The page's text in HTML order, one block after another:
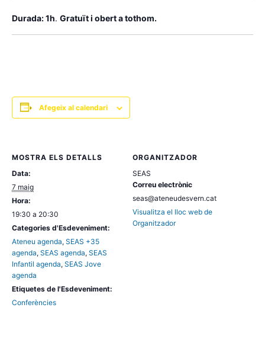
Durada: 1h. Gratuït i obert a tothom.
Afegeix al calendari
MOSTRA ELS DETALLS
Data:
7 maig
Hora:
19:30 a 20:30
Categories d'Esdeveniment:
Ateneu agenda, SEAS +35
agenda, SEAS agenda, SEAS
Infantil agenda, SEAS Jove
agenda
Etiquetes de l'Esdeveniment:
Conferències
ORGANITZADOR
SEAS
Correu electrònic
seas@ateneudesvern.cat
Visualitza el lloc web de
Organitzador